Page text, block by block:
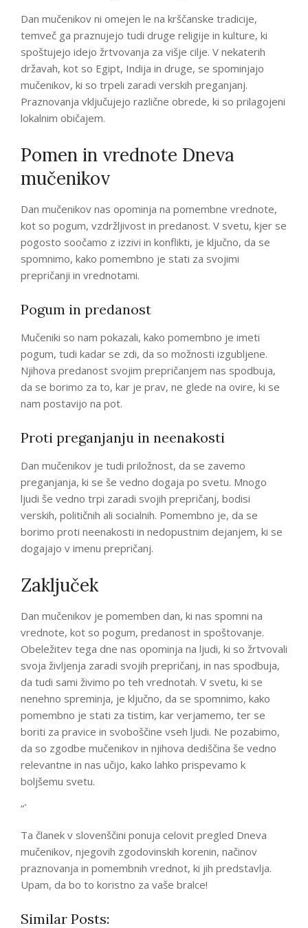
Dan mučenikov ni omejen le na krščanske tradicije,
temveč ga praznujejo tudi druge religije in kulture, ki
spoštujejo idejo žrtvovanja za višje cilje. V nekaterih
državah, kot so Egipt, Indija in druge, se spominjajo
mučenikov, ki so trpeli zaradi verskih preganjanj.
Praznovanja vključujejo različne obrede, ki so prilagojeni
lokalnim običajem.
Pomen in vrednote Dneva
mučenikov
Dan mučenikov nas opominja na pomembne vrednote,
kot so pogum, vzdržljivost in predanost. V svetu, kjer se
pogosto soočamo z izzivi in konflikti, je ključno, da se
spomnimo, kako pomembno je stati za svojimi
prepričanji in vrednotami.
Pogum in predanost
Mučeniki so nam pokazali, kako pomembno je imeti
pogum, tudi kadar se zdi, da so možnosti izgubljene.
Njihova predanost svojim prepričanjem nas spodbuja,
da se borimo za to, kar je prav, ne glede na ovire, ki se
nam postavijo na pot.
Proti preganjanju in neenakosti
Dan mučenikov je tudi priložnost, da se zavemo
preganjanja, ki se še vedno dogaja po svetu. Mnogo
ljudi še vedno trpi zaradi svojih prepričanj, bodisi
verskih, političnih ali socialnih. Pomembno je, da se
borimo proti neenakosti in nedopustnim dejanjem, ki se
dogajajo v imenu prepričanj.
Zaključek
Dan mučenikov je pomemben dan, ki nas spomni na
vrednote, kot so pogum, predanost in spoštovanje.
Obeležitev tega dne nas opominja na ljudi, ki so žrtvovali
svoja življenja zaradi svojih prepričanj, in nas spodbuja,
da tudi sami živimo po teh vrednotah. V svetu, ki se
nenehno spreminja, je ključno, da se spomnimo, kako
pomembno je stati za tistim, kar verjamemo, ter se
boriti za pravice in svoboščine vseh ljudi. Ne pozabimo,
da so zgodbe mučenikov in njihova dediščina še vedno
relevantne in nas učijo, kako lahko prispevamo k
boljšemu svetu.
“`
Ta članek v slovenščini ponuja celovit pregled Dneva
mučenikov, njegovih zgodovinskih korenin, načinov
praznovanja in pomembnih vrednot, ki jih predstavlja.
Upam, da bo to koristno za vaše bralce!
Similar Posts: